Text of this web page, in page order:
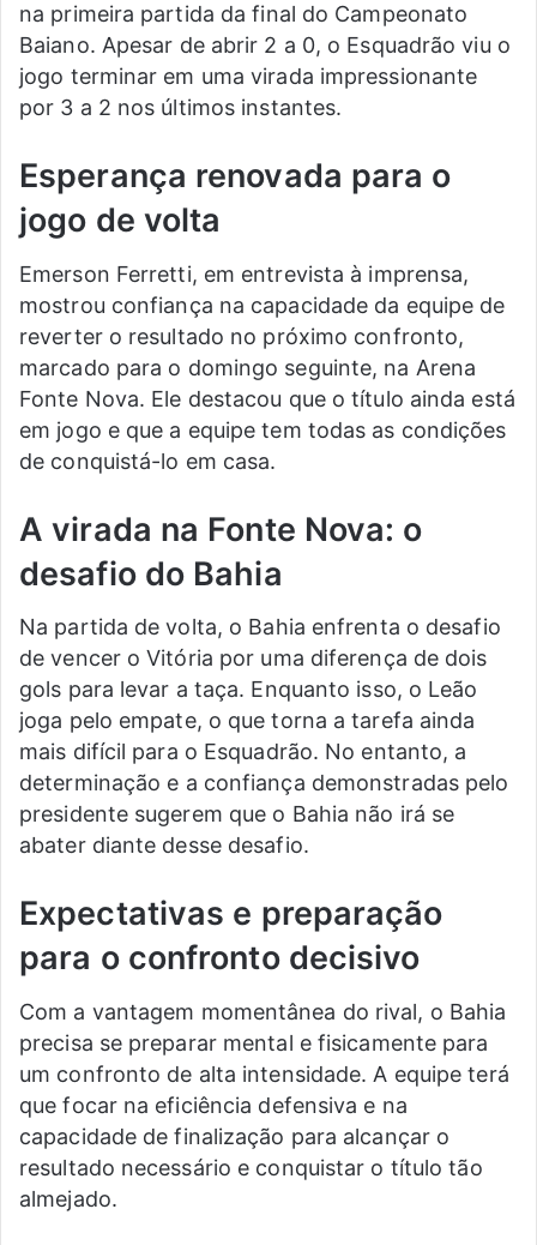
na primeira partida da final do Campeonato
Baiano. Apesar de abrir 2 a 0, o Esquadrão viu o
jogo terminar em uma virada impressionante
por 3 a 2 nos últimos instantes.
Esperança renovada para o
jogo de volta
Emerson Ferretti, em entrevista à imprensa,
mostrou confiança na capacidade da equipe de
reverter o resultado no próximo confronto,
marcado para o domingo seguinte, na Arena
Fonte Nova. Ele destacou que o título ainda está
em jogo e que a equipe tem todas as condições
de conquistá-lo em casa.
A virada na Fonte Nova: o
desafio do Bahia
Na partida de volta, o Bahia enfrenta o desafio
de vencer o Vitória por uma diferença de dois
gols para levar a taça. Enquanto isso, o Leão
joga pelo empate, o que torna a tarefa ainda
mais difícil para o Esquadrão. No entanto, a
determinação e a confiança demonstradas pelo
presidente sugerem que o Bahia não irá se
abater diante desse desafio.
Expectativas e preparação
para o confronto decisivo
Com a vantagem momentânea do rival, o Bahia
precisa se preparar mental e fisicamente para
um confronto de alta intensidade. A equipe terá
que focar na eficiência defensiva e na
capacidade de finalização para alcançar o
resultado necessário e conquistar o título tão
almejado.